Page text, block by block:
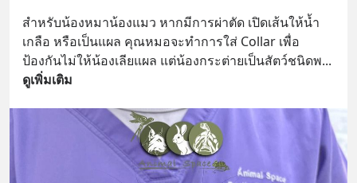
สำหรับน้องหมาน้องแมว หากมีการผ่าตัด เปิดเส้นให้น้ำ
เกลือ หรือเป็นแผล คุณหมอจะทำการใส่ Collar เพื่อ
ป้องกันไม่ให้น้องเลียแผล แต่น้องกระต่ายเป็นสัตว์ชนิดพ...
ดูเพิ่มเติม